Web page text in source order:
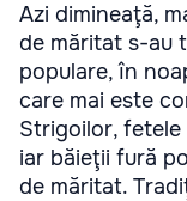
Azi dimineaţă,
de măritat s-au
populare, în
care mai este
Strigoilor, fetele
iar băieţii fură
de măritat.